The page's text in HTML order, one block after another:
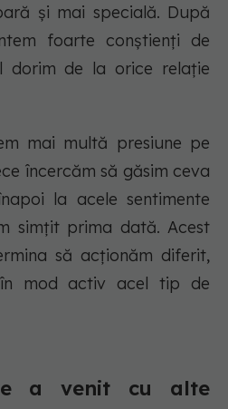
și mai specială. După
foarte conștienți de
dorim de la orice relație
mai multă presiune pe
încercăm să găsim ceva
la acele sentimente
simțit prima dată. Acest
să acționăm diferit,
în mod activ acel tip de
a venit cu alte